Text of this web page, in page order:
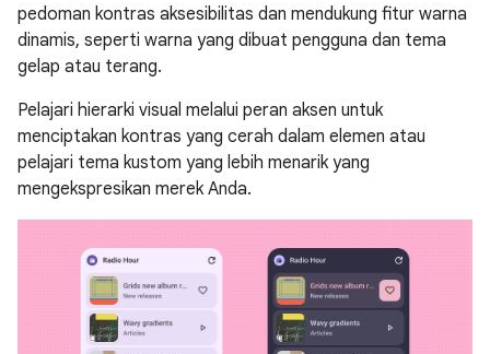
pedoman kontras aksesibilitas dan mendukung fitur warna
dinamis, seperti warna yang dibuat pengguna dan tema
gelap atau terang.
Pelajari hierarki visual melalui peran aksen untuk
menciptakan kontras yang cerah dalam elemen atau
pelajari tema kustom yang lebih menarik yang
mengekspresikan merek Anda.